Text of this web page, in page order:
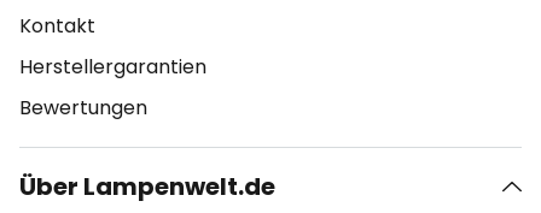
Kontakt
Herstellergarantien
Bewertungen
Über Lampenwelt.de